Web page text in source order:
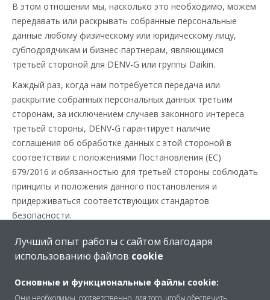
В этом отношении мы, насколько это необходимо, можем
передавать или раскрывать собранные персональные
данные любому физическому или юридическому лицу,
субподрядчикам и бизнес-партнерам, являющимся
третьей стороной для DENV-G или группы Daikin.
Каждый раз, когда нам потребуется передача или
раскрытие собранных персональных данных третьим
сторонам, за исключением случаев законного интереса
третьей стороны, DENV-G гарантирует наличие
соглашения об обработке данных с этой стороной в
соответствии с положениями Постановления (ЕС)
679/2016 и обязанностью для третьей стороны соблюдать
принципы и положения данного постановления и
придерживаться соответствующих стандартов
безопасности.
4. ПЕРЕДАЧА
ПЕРСОНАЛЬНЫХ ДАННЫХ
Лучший опыт работы с сайтом благодаря
использованию файлов cookie
Основные и функциональные файлы cookie:
Они необходимы, соответственно, для того, чтобы обеспечить